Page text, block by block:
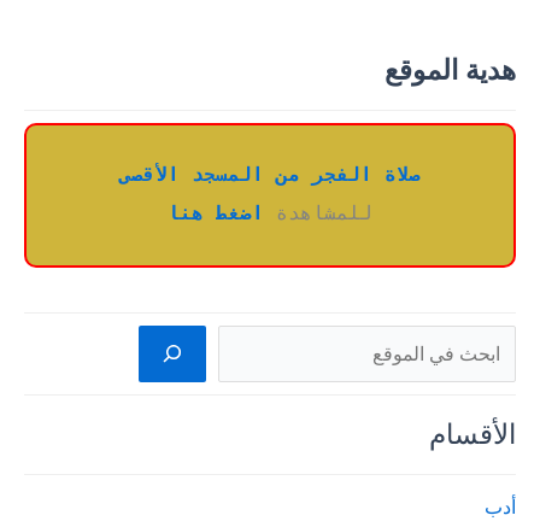
هدية الموقع
صلاة الفجر من المسجد الأقصى
للمشاهدة
اضغط هنا
البحث
الأقسام
أدب